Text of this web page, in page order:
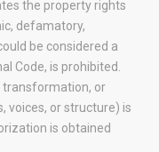
the property rights
defamatory,
be considered a
Code, is prohibited.
transformation, or
voices, or structure) is
is obtained